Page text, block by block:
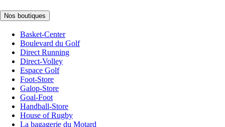
Nos boutiques
Basket-Center
Boulevard du Golf
Direct Running
Direct-Volley
Espace Golf
Foot-Store
Galop-Store
Goal-Foot
Handball-Store
House of Rugby
La bagagerie du Motard